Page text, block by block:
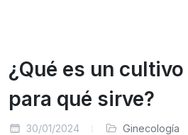
¿Qué es un
para qué sirve?
30/01/2024 Ginecología